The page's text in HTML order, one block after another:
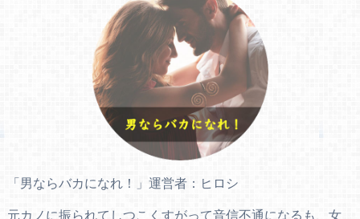
「男ならバカになれ！」運営者：ヒロシ
元カノに振られてしつこくすがって音信不通になるも、女